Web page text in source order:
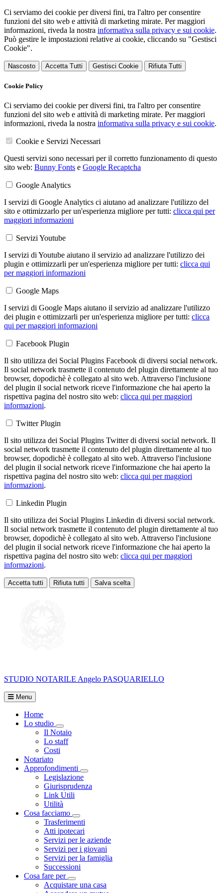
Ci serviamo dei cookie per diversi fini, tra l'altro per consentire
funzioni del sito web e attività di marketing mirate. Per maggiori
informazioni, riveda la nostra informativa sulla privacy e sui cookie.
Può gestire le impostazioni relative ai cookie, cliccando su "Gestisci
Cookie".
Nascosto Accetta Tutti Gestisci Cookie Rifiuta Tutti
Cookie Policy
Ci serviamo dei cookie per diversi fini, tra l'altro per consentire
funzioni del sito web e attività di marketing mirate. Per maggiori
informazioni, riveda la nostra informativa sulla privacy e sui cookie.
Cookie e Servizi Necessari
Questi servizi sono necessari per il corretto funzionamento di questo
sito web: Bunny Fonts e Google Recaptcha
Google Analytics
I servizi di Google Analytics ci aiutano ad analizzare l'utilizzo del
sito e ottimizzarlo per un'esperienza migliore per tutti: clicca qui per
maggiori informazioni
Servizi Youtube
I servizi di Youtube aiutano il servizio ad analizzare l'utilizzo dei
plugin e ottimizzarli per un'esperienza migliore per tutti: clicca qui
per maggiori informazioni
Google Maps
I servizi di Google Maps aiutano il servizio ad analizzare l'utilizzo
dei plugin e ottimizzarli per un'esperienza migliore per tutti: clicca
qui per maggiori informazioni
Facebook Plugin
Il sito utilizza dei Social Plugins Facebook di diversi social network.
Il social network trasmette il contenuto del plugin direttamente al tuo
browser, dopodichè è collegato al sito web. Attraverso l'inclusione
del plugin il social network riceve l'informazione che hai aperto la
rispettiva pagina del nostro sito web: clicca qui per maggiori
informazioni.
Twitter Plugin
Il sito utilizza dei Social Plugins Twitter di diversi social network. Il
social network trasmette il contenuto del plugin direttamente al tuo
browser, dopodichè è collegato al sito web. Attraverso l'inclusione
del plugin il social network riceve l'informazione che hai aperto la
rispettiva pagina del nostro sito web: clicca qui per maggiori
informazioni.
Linkedin Plugin
Il sito utilizza dei Social Plugins Linkedin di diversi social network.
Il social network trasmette il contenuto del plugin direttamente al tuo
browser, dopodichè è collegato al sito web. Attraverso l'inclusione
del plugin il social network riceve l'informazione che hai aperto la
rispettiva pagina del nostro sito web: clicca qui per maggiori
informazioni.
Accetta tutti Rifiuta tutti Salva scelta
STUDIO NOTARILE Angelo PASQUARIELLO
Menu
Home
Lo studio
Visualizza menù di secondo livello
Il Notaio
Lo staff
Costi
Notariato
Approfondimenti
Visualizza menù di secondo livello
Legislazione
Giurisprudenza
Link Utili
Utilità
Cosa facciamo
Visualizza menù di secondo livello
Trasferimenti
Atti ipotecari
Servizi per le aziende
Servizi per i giovani
Servizi per la famiglia
Successioni
Cosa fare per
Visualizza menù di secondo livello
Acquistare una casa